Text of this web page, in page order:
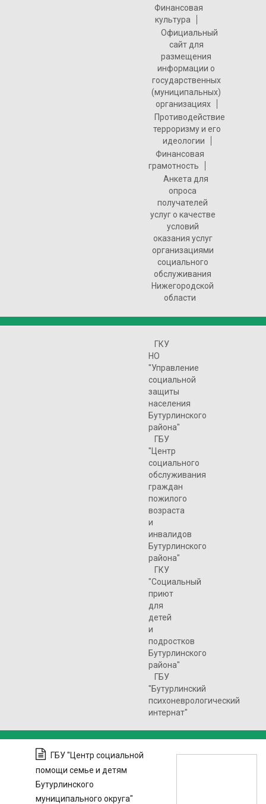
Финансовая
культура
Официальный
сайт для
размещения
информации о
государственных
(муниципальных)
организациях
Противодействие
терроризму и его
идеологии
Финансовая
грамотность
Анкета для
опроса
получателей
услуг о качестве
условий
оказания услуг
организациями
социального
обслуживания
Нижегородской
области
ГКУ
НО
"Управление
социальной
защиты
населения
Бутурлинского
района"
ГБУ
"Центр
социального
обслуживания
граждан
пожилого
возраста
и
инвалидов
Бутурлинского
района"
ГКУ
"Социальный
приют
для
детей
и
подростков
Бутурлинского
района"
ГБУ
"Бутурлинский
психоневрологический
интернат"
ГБУ "Центр социальной
помощи семье и детям
Бутурлинского
муниципального округа"